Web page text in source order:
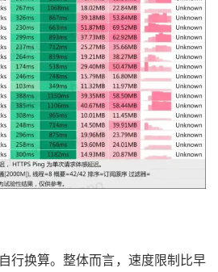
行换算。整体而言，速度限制比早